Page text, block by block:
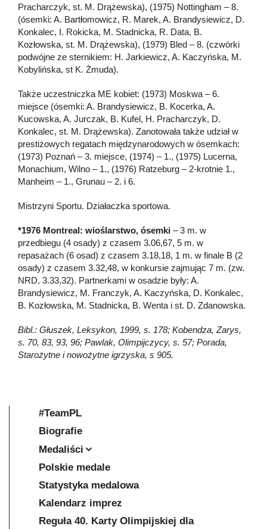
Pracharczyk, st. M. Drążewska), (1975) Nottingham – 8.
(ósemki: A. Bartłomowicz, R. Marek, A. Brandysiewicz, D.
Konkalec, I. Rokicka, M. Stadnicka, R. Data, B.
Kozłowska, st. M. Drążewska), (1979) Bled – 8. (czwórki
podwójne ze sternikiem: H. Jarkiewicz, A. Kaczyńska, M.
Kobylińska, st K. Żmuda).
Także uczestniczka ME kobiet: (1973) Moskwa – 6.
miejsce (ósemki: A. Brandysiewicz, B. Kocerka, A.
Kucowska, A. Jurczak, B. Kufel, H. Pracharczyk, D.
Konkalec, st. M. Drążewska). Zanotowała także udział w
prestiżowych regatach międzynarodowych w ósemkach:
(1973) Poznań – 3. miejsce, (1974) – 1., (1975) Lucerna,
Monachium, Wilno – 1., (1976) Ratzeburg – 2-krotnie 1.,
Manheim – 1., Grunau – 2. i 6.
Mistrzyni Sportu. Działaczka sportowa.
*1976 Montreal: wioślarstwo, ósemki – 3 m. w
przedbiegu (4 osady) z czasem 3.06,67, 5 m. w
repasażach (6 osad) z czasem 3.18,18, 1 m. w finale B (2
osady) z czasem 3.32,48, w konkursie zajmując 7 m. (zw.
NRD, 3.33,32). Partnerkami w osadzie były: A.
Brandysiewicz, M. Franczyk, A. Kaczyńska, D. Konkalec,
B. Kozłowska, M. Stadnicka, B. Wenta i st. D. Zdanowska.
Bibl.: Głuszek, Leksykon, 1999, s. 178; Kobendza, Zarys,
s. 70, 83, 93, 96; Pawlak, Olimpijczycy, s. 57; Porada,
Starożytne i nowożytne igrzyska, s 905.
#TeamPL
Biografie
Medaliści
Polskie medale
Statystyka medalowa
Kalendarz imprez
Reguła 40. Karty Olimpijskiej dla